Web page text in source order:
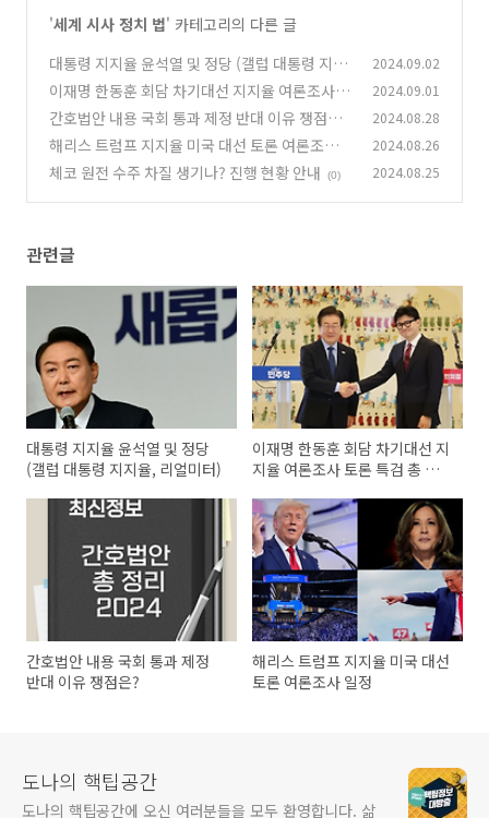
'세계 시사 정치 법' 카테고리의 다른 글
대통령 지지율 윤석열 및 정당 (갤럽 대통령 지지
율, 리얼미터)
(0)
2024.09.02
이재명 한동훈 회담 차기대선 지지율 여론조사 토
론 특검 총 정리 (0)
2024.09.01
간호법안 내용 국회 통과 제정 반대 이유 쟁점은?
(0)
2024.08.28
해리스 트럼프 지지율 미국 대선 토론 여론조사
일정
(0)
2024.08.26
체코 원전 수주 차질 생기나? 진행 현황 안내 (0) 2024.08.25
관련글
대통령 지지율 윤석열 및 정당
(갤럽 대통령 지지율, 리얼미터)
이재명 한동훈 회담 차기대선 지
지율 여론조사 토론 특검 총 정
간호법안 내용 국회 통과 제정
반대 이유 쟁점은?
해리스 트럼프 지지율 미국 대선
토론 여론조사 일정
도나의 핵팁공간
도나의 핵팁공간에 오신 여러분들을 모두 환영합니다. 삶